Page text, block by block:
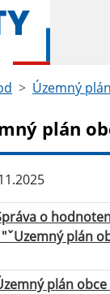
Územný
plán
o
plán
plán obce